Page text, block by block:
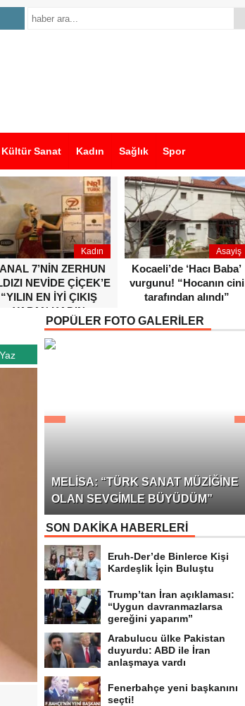
Kültür Sanat Kadın Sağlık Spor
Kadın
7’NİN ZERHUN
NEVİDE ÇİÇEK’E
“YILIN EN İYİ ÇIKIŞ
YAPAN KADIN
ÖDÜLÜ!
Asayiş
Kocaeli’de ‘Hacı Baba’
vurgunu! “Hocanın cini
tarafından alındı”
POPÜLER FOTO GALERİLER
MELISA: “TÜRK SANAT MÜZIĞINE
OLAN SEVGIMLE BÜYÜDÜM”
SON DAKİKA HABERLERİ
Eruh-Der’de Binlerce Kişi
Kardeşlik İçin Buluştu
Trump’tan İran açıklaması:
“Uygun davranmazlarsa
gereğini yaparım”
Arabulucu ülke Pakistan
duyurdu: ABD ile İran
anlaşmaya vardı
Fenerbahçe yeni başkanını
seçti!